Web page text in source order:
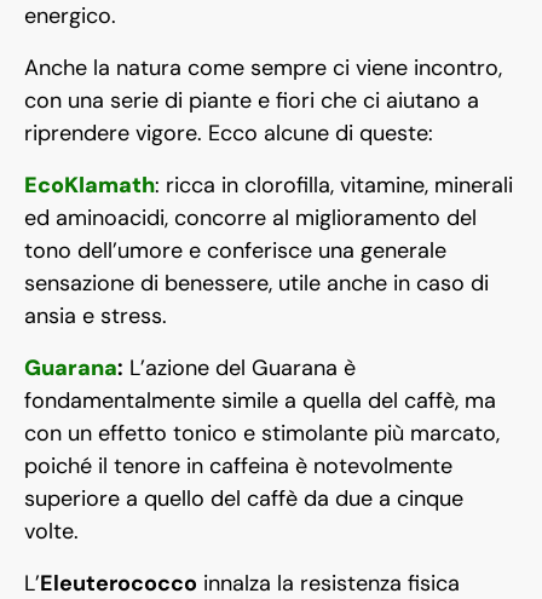
energico.
Anche la natura come sempre ci viene incontro,
con una serie di piante e fiori che ci aiutano a
riprendere vigore. Ecco alcune di queste:
EcoKlamath: ricca in clorofilla, vitamine, minerali
ed aminoacidi, concorre al miglioramento del
tono dell’umore e conferisce una generale
sensazione di benessere, utile anche in caso di
ansia e stress.
Guarana: L’azione del Guarana è
fondamentalmente simile a quella del caffè, ma
con un effetto tonico e stimolante più marcato,
poiché il tenore in caffeina è notevolmente
superiore a quello del caffè da due a cinque
volte.
L’Eleuterococco innalza la resistenza fisica